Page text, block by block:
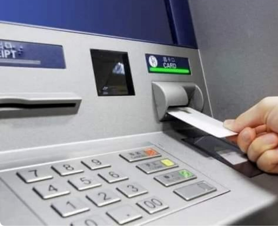
Cum să
complet
Află cum să eviți
îți oferă informații
by Echipa Editoriala 21